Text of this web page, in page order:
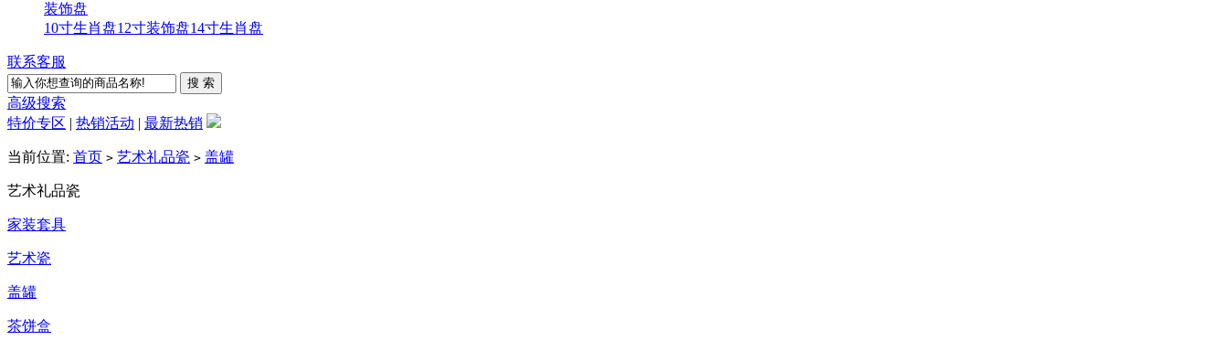
装饰盘
10寸生肖盘12寸装饰盘14寸生肖盘
联系客服
高级搜索
特价专区 | 热销活动 | 最新热销
当前位置: 首页 > 艺术礼品瓷 > 盖罐
艺术礼品瓷
家装套具
艺术瓷
盖罐
茶饼盒